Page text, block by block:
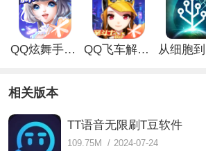
QQ炫舞手游解锁版 QQ飞车解锁版无限钻石最新版
相关版本
TT语音无限刷T豆软件
109.75M / 2024-07-24